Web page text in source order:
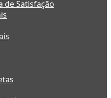
de Satisfação